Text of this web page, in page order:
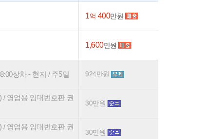
1억 400만원
1,600만원
상차 - 현지 / 주5일 924만원
영업용 임대번호판 권
30만원
영업용 임대번호판 권
30만원